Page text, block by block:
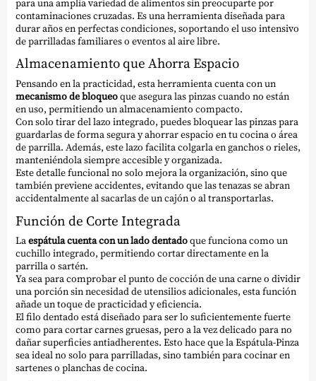
contaminaciones cruzadas. Es una herramienta diseñada para
durar años en perfectas condiciones, soportando el uso intensivo
de parrilladas familiares o eventos al aire libre.
Almacenamiento que Ahorra Espacio
Pensando en la practicidad, esta herramienta cuenta con un
mecanismo de bloqueoque asegura las pinzas cuando no están
en uso, permitiendo un almacenamiento compacto.
Con solo tirar del lazo integrado, puedes bloquear las pinzas para
guardarlas de forma segura y ahorrar espacio en tu cocina o área
de parrilla. Además, este lazo facilita colgarla en ganchos o rieles,
manteniéndola siempre accesible y organizada.
Este detalle funcional no solo mejora la organización, sino que
también previene accidentes, evitando que las tenazas se abran
accidentalmente al sacarlas de un cajón o al transportarlas.
Función de Corte Integrada
Laespátula cuenta con un lado dentadoque funciona como un
cuchillo integrado, permitiendo cortar directamente en la
parrilla o sartén.
Ya sea para comprobar el punto de cocción de una carne o dividir
una porción sin necesidad de utensilios adicionales, esta función
añade un toque de practicidad y eficiencia.
El filo dentado está diseñado para ser lo suficientemente fuerte
como para cortar carnes gruesas, pero a la vez delicado para no
dañar superficies antiadherentes. Esto hace que la Espátula-Pinza
sea ideal no solo para parrilladas, sino también para cocinar en
sartenes o planchas de cocina.